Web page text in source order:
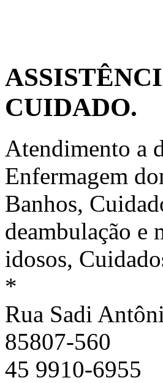
CUIDADO.
Atendimento a
Enfermagem
Banhos,
deambulação e
idosos,
*
Rua Sadi
85807-560
45 9910-6955